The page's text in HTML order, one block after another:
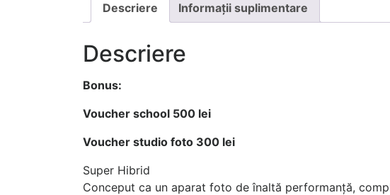
Descriere Informații suplimentare
Descriere
Bonus:
Voucher school 500 lei
Voucher studio foto 300 lei
Super Hibrid
Conceput ca un aparat foto de înaltă performanță,